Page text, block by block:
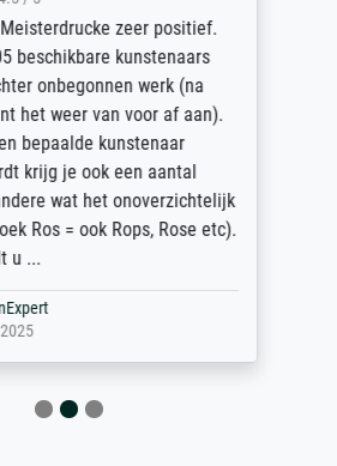
zeer positief.
beschikbare kunstenaars
onbegonnen werk (na
het weer van voor af aan).
bepaalde kunstenaar
krijg je ook een aantal
wat het onoverzichtelijk
Ros = ook Rops, Rose etc).
u ...